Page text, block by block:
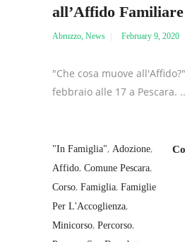
all’Affido Familiare
Abruzzo News February 9, 2020
"Che cosa muove
febbraio alle 17 a Pescara.
"in Famiglia", Adozione,
Affido, Comune Pescara,
Corso, Famiglia, Famiglie
Per L'Accoglienza,
Minicorso, Percorso,